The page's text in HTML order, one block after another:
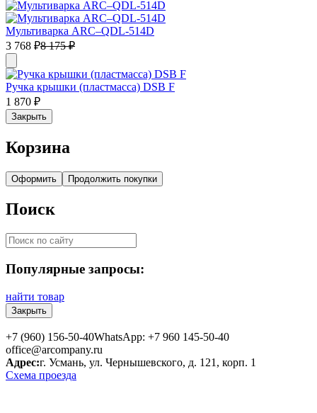
Мультиварка ARC–QDL-514D
3 768 ₽8 175₽
Ручка крышки (пластмасса) DSB F
1 870 ₽
Закрыть
Корзина
Оформить Продолжить покупки
Поиск
Популярные запросы:
найти товар
Закрыть
+7 (960) 156-50-40WhatsApp: +7 960 145-50-40
office@arcompany.ru
Адрес:г. Усмань, ул. Чернышевского, д. 121, корп. 1
Схема проезда